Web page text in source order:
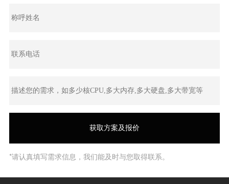
*请认真填写需求信息，我们能及时与您取得联系。